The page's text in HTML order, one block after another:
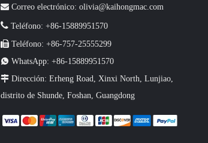
Correo electrónico: olivia@kaihongmac.com
Teléfono: +86-15889951570
Teléfono: +86-757-25555299
 WhatsApp: +86-15889951570
Dirección: Erheng Road, Xinxi North, Lunjiao,
distrito de Shunde, Foshan, Guangdong